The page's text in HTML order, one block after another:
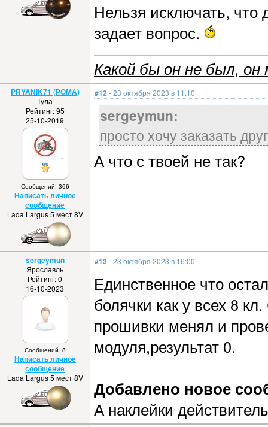
Нельзя исключать, что
задает вопрос.
Какой бы он не был, он
PRYANIK71 (РОМА)
Тула
Рейтинг: 95
25-10-2019
Сообщений: 366
Написать личное
сообщение
Lada Largus 5 мест 8V
#12 - 23 октября 2023 в 11:10
sergeymun:
просто хочу заказать
А что с твоей не так?
sergeymun
Ярославль
Рейтинг: 0
16-10-2023
Сообщений: 8
Написать личное
сообщение
Lada Largus 5 мест 8V
#13 - 23 октября 2023 в 16:00
Единственное что
болячки как у всех 8
прошивки менял и
модуля,результат 0.
Добавлено новое
А наклейки